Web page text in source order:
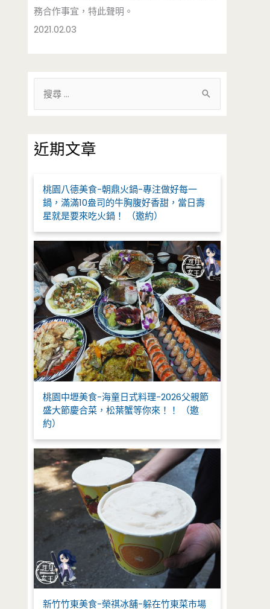
務合作事宜，特此聲明。
2021.02.03
鍵
字
近期文章
桃園八德美食-朝鼎火鍋-專注做好每一
鍋，滿滿10盎司的牛胸腹好香甜，當日壽
星就是要來吃火鍋！ （邀約）
桃園中壢美食-海童日式料理-2026父親節
盛大節慶合菜，松葉蟹等你來！！ （邀
約）
新竹竹東美食-榮祺冰舖-躲在竹東菜市場